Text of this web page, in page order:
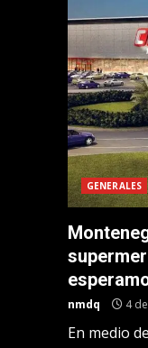
GENERALES
nmdq 4
En medio